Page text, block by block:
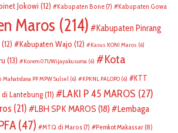
Jokowi (12) Kabupaten Bone (7) Kabupaten Gowa
Maros (214)
Kabupaten Pinrang
(12) Kabupaten Wajo (12) Kasus KONI Maros (6)
(13) Korem 071/Wijayakusuma (6)
Kota
Mahatidana PP MPW Sulsel (6) KPKNL PALOPO (6)
KTT
di Lantebung(11) LAKI P 45 MAROS (27)
(21) LBH SPK MAROS (18)
Lembaga
(47) MTQ di Maros (7) Pemkot Makassar (8)